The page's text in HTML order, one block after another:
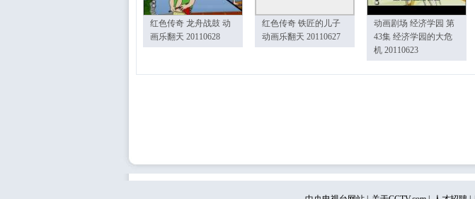
红色传奇 龙舟战鼓 动
画乐翻天 20110628
红色传奇 铁匠的儿子
动画乐翻天 20110627
动画剧场 经济学园 第
43集 经济学园的大危
机 20110623